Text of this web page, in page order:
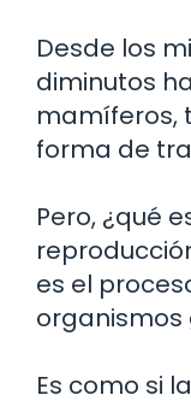
Desde los
diminutos
mamíferos,
forma de
Pero, ¿qué
es el
organismos
Es como si